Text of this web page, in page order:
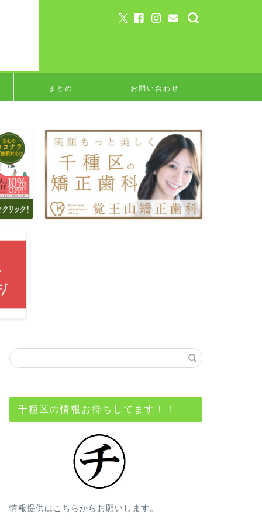
まとめ お問い合わせ
千種区の情報お待ちしてます！！
情報提供はこちらからお願いします。